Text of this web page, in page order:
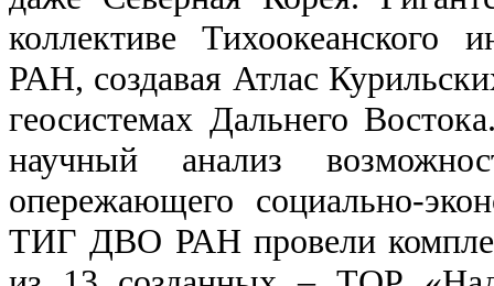
коллективе Тихоокеанского
РАН, создавая Атлас
геосистемах Дальнего
научный анализ
опережающего социально-
ТИГ ДВО РАН провели